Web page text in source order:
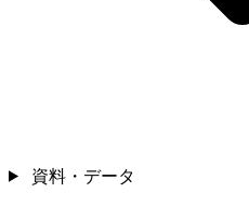
資料・データ